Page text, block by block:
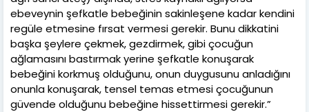
ebeveynin şefkatle bebeğinin sakinleşene kadar kendini
regüle etmesine fırsat vermesi gerekir. Bunu dikkatini
başka şeylere çekmek, gezdirmek, gibi çocuğun
ağlamasını bastırmak yerine şefkatle konuşarak
bebeğini korkmuş olduğunu, onun duygusunu anladığını
onunla konuşarak, tensel temas etmesi çocuğunun
güvende olduğunu bebeğine hissettirmesi gerekir.”